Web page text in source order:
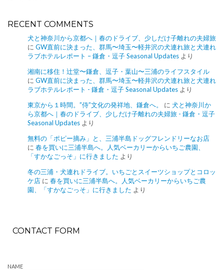
RECENT COMMENTS
犬と神奈川から京都へ｜春のドライブ、少しだけ子離れの夫婦旅
に GW直前に決まった、群馬〜埼玉〜軽井沢の犬連れ旅と犬連れ
ラブホテルレポート – 鎌倉・逗子 Seasonal Updates より
湘南に移住！辻堂〜鎌倉、逗子・葉山〜三浦のライフスタイル
に GW直前に決まった、群馬〜埼玉〜軽井沢の犬連れ旅と犬連れ
ラブホテルレポート - 鎌倉・逗子 Seasonal Updates より
東京から１時間。”侍”文化の発祥地、鎌倉へ。
に 犬と神奈川か
ら京都へ｜春のドライブ、少しだけ子離れの夫婦旅 - 鎌倉・逗子
Seasonal Updates より
無料の「ポピー摘み」と、三浦半島ドッグフレンドリーなお店
に 春を買いに三浦半島へ。人気ベーカリーからいちご農園、
「すかなごっそ」に行きました より
冬の三浦・犬連れドライブ。いちごとスイーツショップとコロッ
ケ店 に 春を買いに三浦半島へ。人気ベーカリーからいちご農
園、「すかなごっそ」に行きました より
CONTACT FORM
NAME